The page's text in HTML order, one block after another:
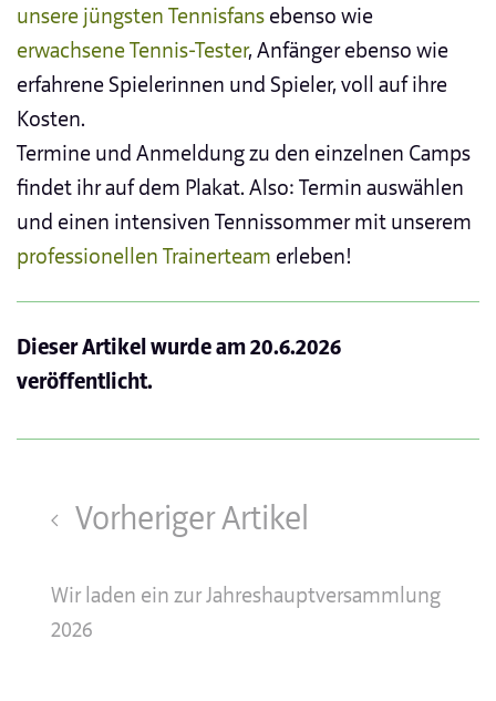
unsere jüngsten Tennisfans ebenso wie
erwachsene Tennis-Tester, Anfänger ebenso wie
erfahrene Spielerinnen und Spieler, voll auf ihre
Kosten.
Termine und Anmeldung zu den einzelnen Camps
findet ihr auf dem Plakat. Also: Termin auswählen
und einen intensiven Tennissommer mit unserem
professionellen Trainerteam erleben!
Dieser Artikel wurde am20.6.2026
veröffentlicht.
Vorheriger Artikel
Wir laden ein zur Jahreshauptversammlung
2026